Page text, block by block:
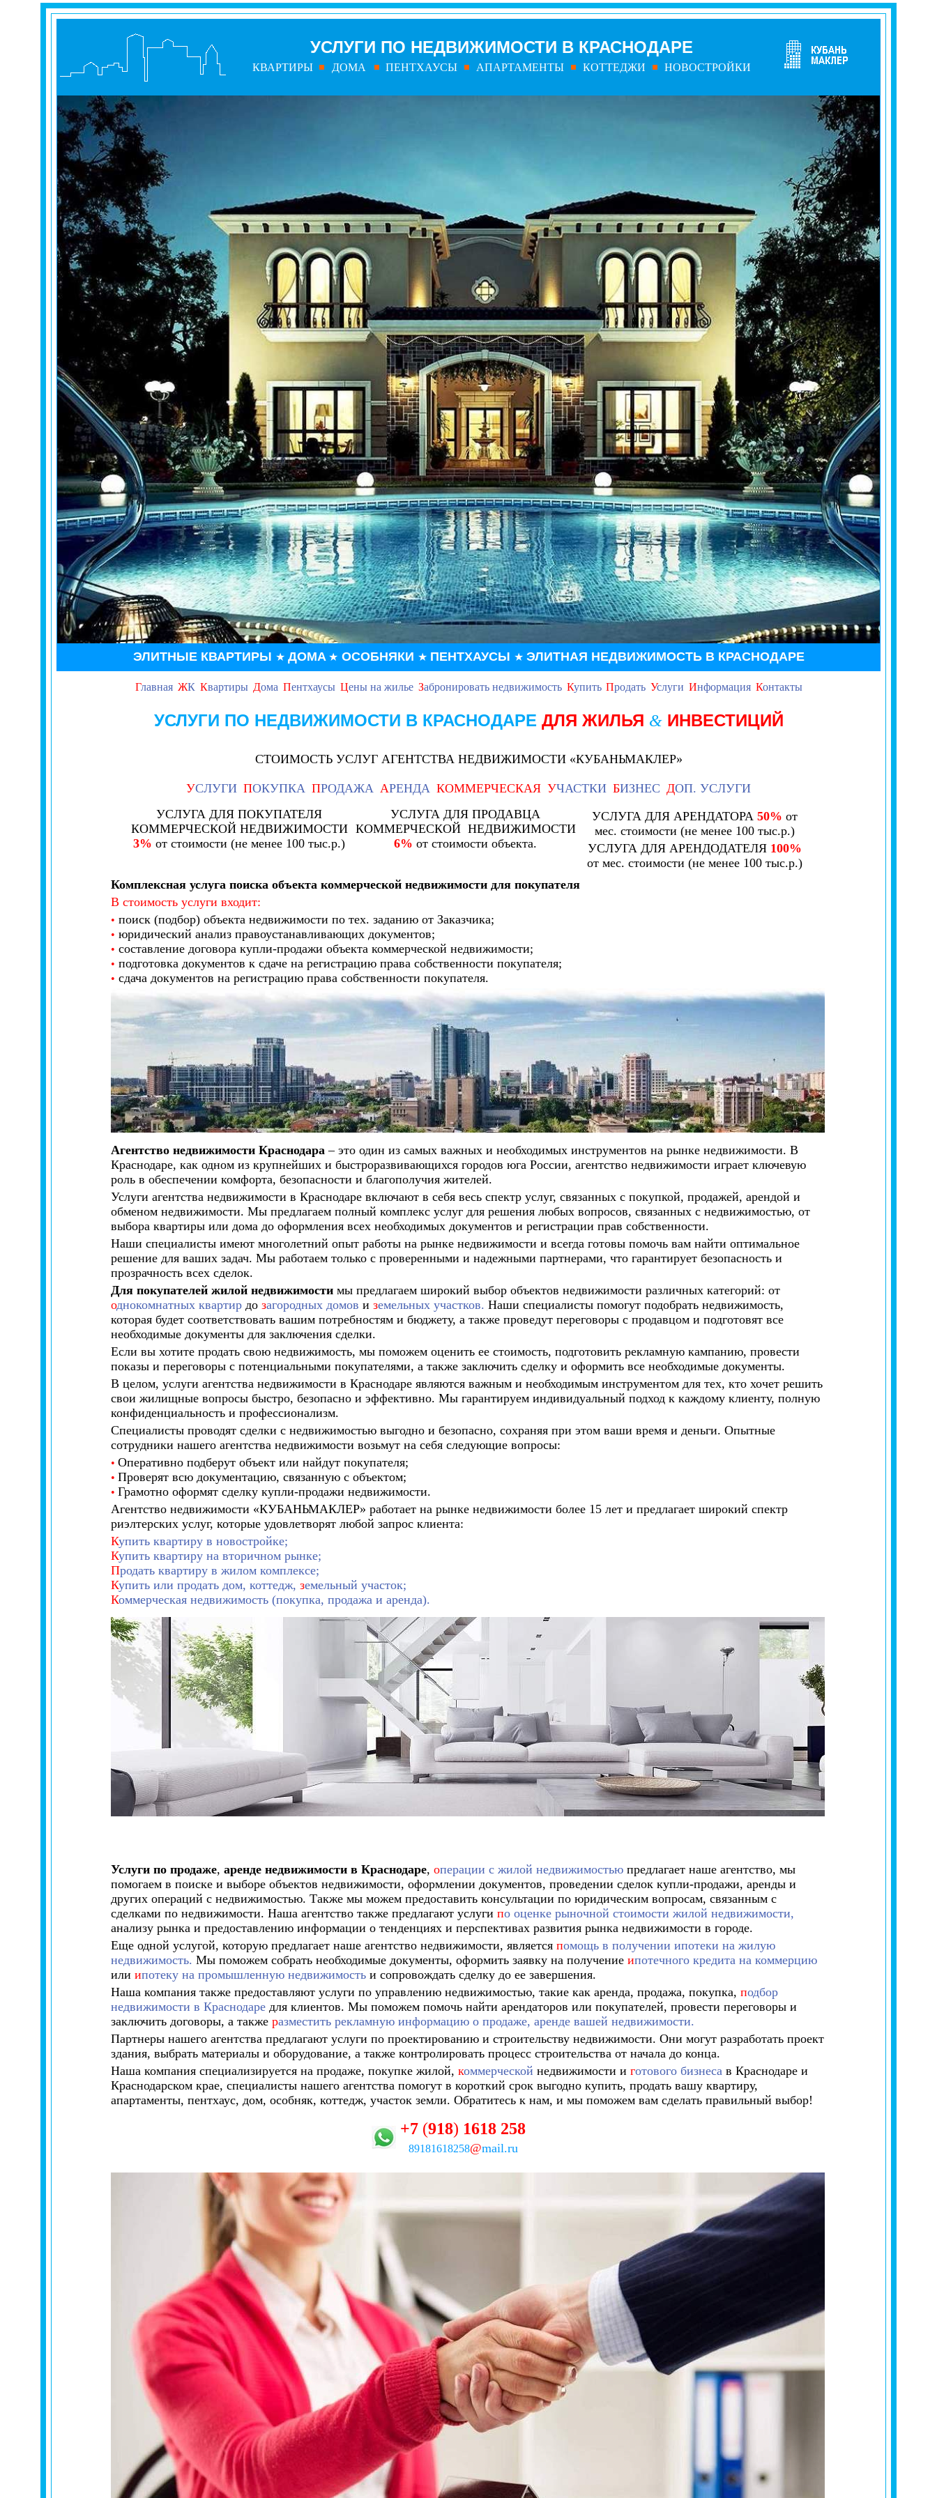
УСЛУГИ ПО НЕДВИЖИМОСТИ В КРАСНОДАРЕ
КВАРТИРЫ ДОМА ПЕНТХАУСЫ АПАРТАМЕНТЫ КОТТЕДЖИ НОВОСТРОЙКИ
ЭЛИТНЫЕ КВАРТИРЫ ★ ДОМА ★ ОСОБНЯКИ ★ ПЕНТХАУСЫ ★ ЭЛИТНАЯ НЕДВИЖИМОСТЬ В КРАСНОДАРЕ
Главная ЖК Квартиры Дома Пентхаусы Цены на жилье Забронировать недвижимость Купить Продать Услуги Информация Контакты
УСЛУГИ ПО НЕДВИЖИМОСТИ В КРАСНОДАРЕ ДЛЯ ЖИЛЬЯ &ИНВЕСТИЦИЙ
СТОИМОСТЬ УСЛУГ АГЕНТСТВА НЕДВИЖИМОСТИ «КУБАНЬМАКЛЕР»
УСЛУГИ ПОКУПКА ПРОДАЖА АРЕНДА КОММЕРЧЕСКАЯ УЧАСТКИ БИЗНЕС ДОП. УСЛУГИ
УСЛУГА ДЛЯ ПОКУПАТЕЛЯ
КОММЕРЧЕСКОЙ НЕДВИЖИМОСТИ
3% от стоимости (не менее 100 тыс.р.)
УСЛУГА ДЛЯ ПРОДАВЦА
КОММЕРЧЕСКОЙ НЕДВИЖИМОСТИ
6% от стоимости объекта.
УСЛУГА ДЛЯ АРЕНДАТОРА 50% от
мес. стоимости (не менее 100 тыс.р.)
УСЛУГА ДЛЯ АРЕНДОДАТЕЛЯ 100%
от мес. стоимости (не менее 100 тыс.р.)
Комплексная услуга поиска объекта коммерческой недвижимости для покупателя
В стоимость услуги входит:
• поиск (подбор) объекта недвижимости по тех. заданию от Заказчика;
• юридический анализ правоустанавливающих документов;
• составление договора купли-продажи объекта коммерческой недвижимости;
• подготовка документов к сдаче на регистрацию права собственности покупателя;
• сдача документов на регистрацию права собственности покупателя.
Агентство недвижимости Краснодара– это один из самых важных и необходимых инструментов на рынке недвижимости. В
Краснодаре, как одном из крупнейших и быстроразвивающихся городов юга России, агентство недвижимости играет ключевую
роль в обеспечении комфорта, безопасности и благополучия жителей.
Услуги агентства недвижимости в Краснодаре включают в себя весь спектр услуг, связанных с покупкой, продажей, арендой и
обменом недвижимости. Мы предлагаем полный комплекс услуг для решения любых вопросов, связанных с недвижимостью, от
выбора квартиры или дома до оформления всех необходимых документов и регистрации прав собственности.
Наши специалисты имеют многолетний опыт работы на рынке недвижимости и всегда готовы помочь вам найти оптимальное
решение для ваших задач. Мы работаем только с проверенными и надежными партнерами, что гарантирует безопасность и
прозрачность всех сделок.
Для покупателей жилой недвижимостимы предлагаем широкий выбор объектов недвижимости различных категорий: от
однокомнатных квартирдо загородных домов и земельных участков. Наши специалисты помогут подобрать недвижимость,
которая будет соответствовать вашим потребностям и бюджету, а также проведут переговоры с продавцом и подготовят все
необходимые документы для заключения сделки.
Если вы хотите продать свою недвижимость, мы поможем оценить ее стоимость, подготовить рекламную кампанию, провести
показы и переговоры с потенциальными покупателями, а также заключить сделку и оформить все необходимые документы.
В целом, услуги агентства недвижимости в Краснодаре являются важным и необходимым инструментом для тех, кто хочет решить
свои жилищные вопросы быстро, безопасно и эффективно. Мы гарантируем индивидуальный подход к каждому клиенту, полную
конфиденциальность и профессионализм.
Специалисты проводят сделки с недвижимостью выгодно и безопасно, сохраняя при этом ваши время и деньги. Опытные
сотрудники нашего агентства недвижимости возьмут на себя следующие вопросы:
• Оперативно подберут объект или найдут покупателя;
• Проверят всю документацию, связанную с объектом;
• Грамотно оформят сделку купли-продажи недвижимости.
Агентство недвижимости «КУБАНЬМАКЛЕР» работает на рынке недвижимости более 15 лет и предлагает широкий спектр
риэлтерских услуг, которые удовлетворят любой запрос клиента:
Купить квартиру в новостройке;
Купить квартиру на вторичном рынке;
Продать квартиру в жилом комплексе;
Купить или продать дом, коттедж, земельный участок;
Коммерческая недвижимость (покупка, продажа и аренда).
Услуги по продаже, аренде недвижимости в Краснодаре, операции с жилой недвижимостьюпредлагает наше агентство, мы
помогаем в поиске и выборе объектов недвижимости, оформлении документов, проведении сделок купли-продажи, аренды и
других операций с недвижимостью. Также мы можем предоставить консультации по юридическим вопросам, связанным с
сделками по недвижимости. Наша агентство также предлагают услуги по оценке рыночной стоимости жилой недвижимости,
анализу рынка и предоставлению информации о тенденциях и перспективах развития рынка недвижимости в городе.
Еще одной услугой, которую предлагает наше агентство недвижимости, является помощь в получении ипотеки на жилую
недвижимость. Мы поможем собрать необходимые документы, оформить заявку на получение ипотечного кредита на коммерцию
или ипотеку на промышленную недвижимостьи сопровождать сделку до ее завершения.
Наша компания также предоставляют услуги по управлению недвижимостью, такие как аренда, продажа, покупка, подбор
недвижимости в Краснодаредля клиентов. Мы поможем помочь найти арендаторов или покупателей, провести переговоры и
заключить договоры, а также разместить рекламную информацию о продаже, аренде вашей недвижимости.
Партнеры нашего агентства предлагают услуги по проектированию и строительству недвижимости. Они могут разработать проект
здания, выбрать материалы и оборудование, а также контролировать процесс строительства от начала до конца.
Наша компания специализируется на продаже, покупке жилой, коммерческой недвижимости и готового бизнесав Краснодаре и
Краснодарском крае, специалисты нашего агентства помогут в короткий срок выгодно купить, продать вашу квартиру,
апартаменты, пентхаус, дом, особняк, коттедж, участок земли. Обратитесь к нам, и мы поможем вам сделать правильный выбор!
+7(918) 1618 258
89181618258@mail.ru